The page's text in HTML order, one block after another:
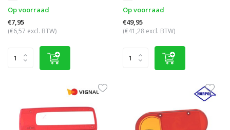
Op voorraad
€7,95
(€6,57 excl. BTW)
Op voorraad
€49,95
(€41,28 excl. BTW)